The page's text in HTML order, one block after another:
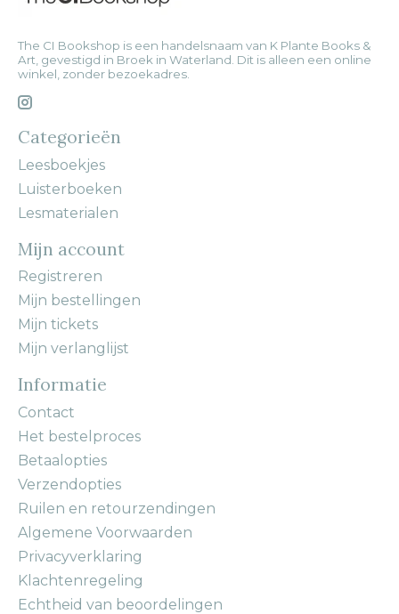
The CI Bookshop is een handelsnaam van K Plante Books &
Art, gevestigd in Broek in Waterland. Dit is alleen een online
winkel, zonder bezoekadres.
Categorieën
Leesboekjes
Luisterboeken
Lesmaterialen
Mijn account
Registreren
Mijn bestellingen
Mijn tickets
Mijn verlanglijst
Informatie
Contact
Het bestelproces
Betaalopties
Verzendopties
Ruilen en retourzendingen
Algemene Voorwaarden
Privacyverklaring
Klachtenregeling
Echtheid van beoordelingen